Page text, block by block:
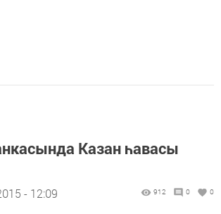
Казан һавасы
- 12:09 912 0 0